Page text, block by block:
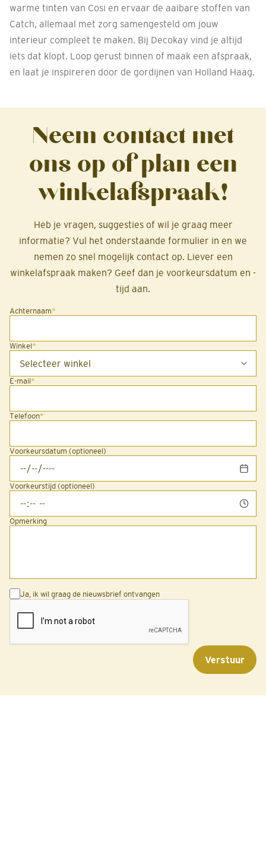
warme tinten van Cosi en ervaar de aaibare stoffen van
Catch, allemaal met zorg samengesteld om jouw
interieur compleet te maken. Bij Decokay vind je altijd
iets dat klopt. Loop gerust binnen of maak een afspraak,
en laat je inspireren door de gordijnen van Holland Haag.
Neem contact met
ons op of plan een
winkelafspraak!
Heb je vragen, suggesties of wil je graag meer
informatie? Vul het onderstaande formulier in en we
nemen zo snel mogelijk contact op. Liever een
winkelafspraak maken? Geef dan je voorkeursdatum en -
tijd aan.
Achternaam*
Winkel*
E-mail*
Telefoon*
Voorkeursdatum (optioneel)
Voorkeurstijd (optioneel)
Opmerking
Ja, ik wil graag de nieuwsbrief ontvangen